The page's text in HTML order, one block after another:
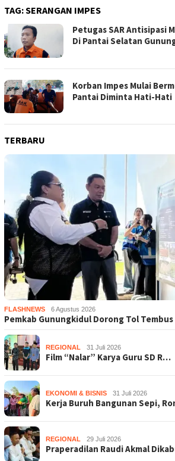
TAG:SERANGAN IMPES
Petugas SAR Antisipasi
Di Pantai Selatan
Korban Impes Mulai
Pantai Diminta Hati-Hati
TERBARU
FLASHNEWS 6 Agustus 2026
Pemkab Gunungkidul Dorong Tol
REGIONAL 31 Juli 2026
Film “Nalar” Karya Guru SD R…
EKONOMI & BISNIS 31 Juli 2026
Kerja Buruh Bangunan Sepi,
REGIONAL 29 Juli 2026
Praperadilan Raudi Akmal